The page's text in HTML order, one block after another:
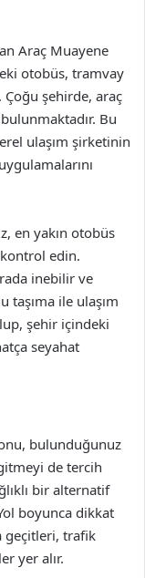
Araç Muayene
otobüs, tramvay
şehirde, araç
Bu
ulaşım şirketinin
en yakın otobüs
edin.
inebilir ve
taşıma ile ulaşım
şehir içindeki
seyahat
bulunduğunuz
de tercih
bir alternatif
boyunca dikkat
geçitleri, trafik
yer alır.